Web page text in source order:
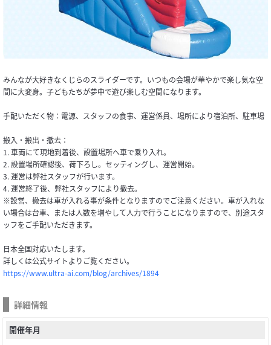
みんなが大好きなくじらのスライダーです。いつもの会場が華やかで楽し気な空
間に大変身。子どもたちが夢中で遊び楽しむ空間になります。
手配いただく物：電源、スタッフの食事、運営係員、場所により宿泊所、駐車場
搬入・搬出・撤去：
1. 車両にて現地到着後、設置場所へ車で乗り入れ。
2. 設置場所確認後、荷下ろし。セッティングし、運営開始。
3. 運営は弊社スタッフが行います。
4. 運営終了後、弊社スタッフにより撤去。
※設営、撤去は車が入れる事が条件となりますのでご注意ください。車が入れな
い場合は台車、または人数を増やして人力で行うことになりますので、別途スタ
ッフをご手配いただきます。
日本全国対応いたします。
詳しくは公式サイトよりご覧ください。
https://www.ultra-ai.com/blog/archives/1894
詳細情報
開催年月